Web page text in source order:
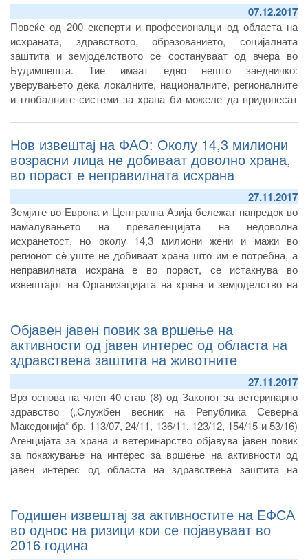
07.12.2017
Повеќе од 200 експерти и професионалци од областа на
исхраната, здравството, образованието, социјалната
заштита и земјоделството се состануваат од вчера во
Будимпешта. Тие имаат едно нешто заедничко:
уверувањето дека локалните, националните, регионалните
и глобалните системи за храна би можеле да придонесат
луѓето.
Нов извештај на ФАО: Околу 14,3 милиони
возрасни лица не добиваат доволно храна,
во пораст е неправилната исхрана
27.11.2017
Земјите во Европа и Централна Азија бележат напредок во
намалувањето на преваленцијата на недоволна
исхранетост, но околу 14,3 милиони жени и мажи во
регионот сè уште не добиваат храна што им е потребна, а
неправилната исхрана е во пораст, се истакнува во
извештајот на Организацијата на храна и земјоделство на
Објавен јавен повик за вршење на
активности од јавен интерес од областа на
здравствена заштита на животните
27.11.2017
Врз основа на член 40 став (8) од Законот за ветеринарно
здравство („Службен весник на Република Северна
Македонија“ бр. 113/07, 24/11, 136/11, 123/12, 154/15 и 53/16)
Агенцијата за храна и ветеринарство објавува јавен повик
за покажување на интерес за вршење на активности од
јавен интерес од областа на здравствена заштита на
Годишен извештај за активностите на ЕФСА
во однос на ризици кои се појавуваат во
2016 година